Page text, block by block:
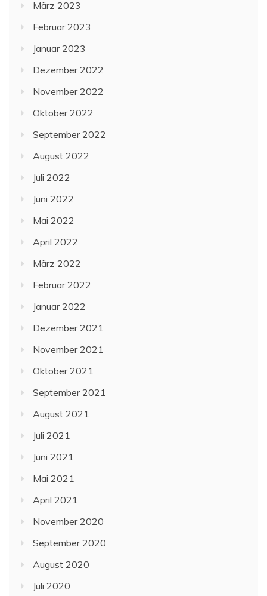
März 2023
Februar 2023
Januar 2023
Dezember 2022
November 2022
Oktober 2022
September 2022
August 2022
Juli 2022
Juni 2022
Mai 2022
April 2022
März 2022
Februar 2022
Januar 2022
Dezember 2021
November 2021
Oktober 2021
September 2021
August 2021
Juli 2021
Juni 2021
Mai 2021
April 2021
November 2020
September 2020
August 2020
Juli 2020